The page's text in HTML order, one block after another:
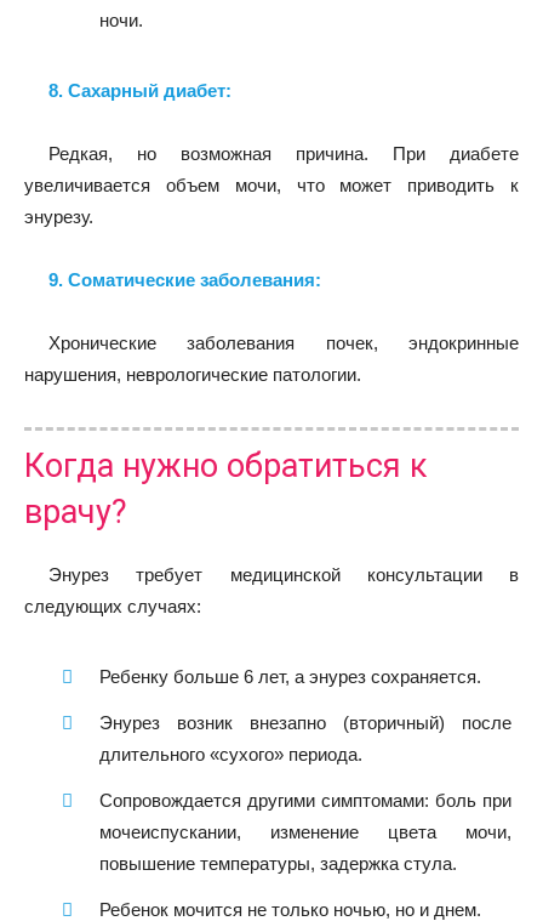
ночи.
8. Сахарный диабет:
Редкая, но возможная причина. При диабете
увеличивается объем мочи, что может приводить к
энурезу.
9. Соматические заболевания:
Хронические заболевания почек, эндокринные
нарушения, неврологические патологии.
Когда нужно обратиться к
врачу?
Энурез требует медицинской консультации в
следующих случаях:
Ребенку больше 6 лет, а энурез сохраняется.
Энурез возник внезапно (вторичный) после
длительного «сухого» периода.
Сопровождается другими симптомами: боль при
мочеиспускании, изменение цвета мочи,
повышение температуры, задержка стула.
Ребенок мочится не только ночью, но и днем.